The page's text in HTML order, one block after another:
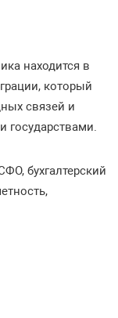
находится в
который
связей и
государствами.
бухгалтерский